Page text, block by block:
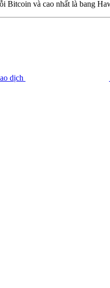
Bitcoin và cao nhất là bang
dịch